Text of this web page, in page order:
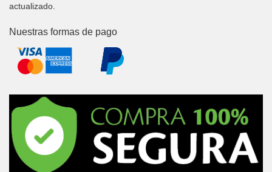
actualizado.
Nuestras formas de pago